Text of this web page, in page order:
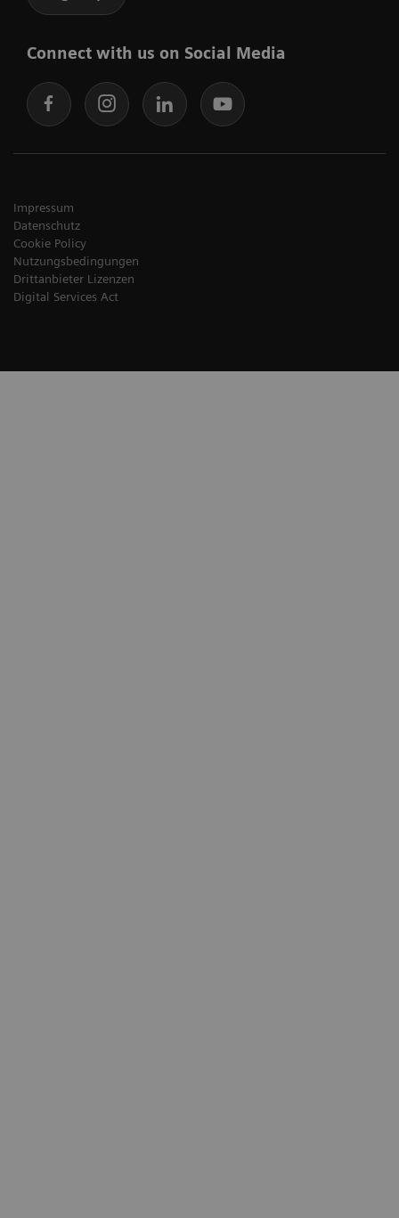
Connect with us on Social Media
Impressum
Datenschutz
Cookie Policy
Nutzungsbedingungen
Drittanbieter Lizenzen
Digital Services Act